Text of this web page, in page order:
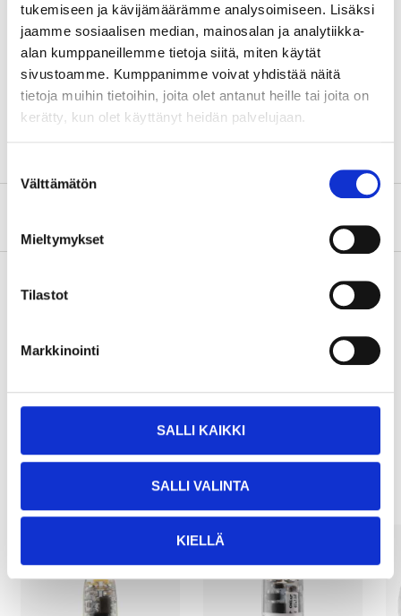
tukemiseen ja kävijämäärämme analysoimiseen. Lisäksi
jaamme sosiaalisen median, mainosalan ja analytiikka-
alan kumppaneillemme tietoja siitä, miten käytät
sivustoamme. Kumppanimme voivat yhdistää näitä
tietoja muihin tietoihin, joita olet antanut heille tai joita on
kerätty, kun olet käyttänyt heidän palvelujaan.
valinta
Välttämätön
Mieltymykset
Tilastot
Markkinointi
SALLI KAIKKI
SALLI VALINTA
KIELLÄ
Height
32 mm
Width
10 mm
Depth
10 mm
Colour rendering
80 Ra
SHOW ALL
Pay & Collect in your local store within 2 hours!
Other customers also bought